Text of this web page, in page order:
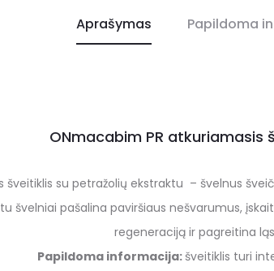
Aprašymas Papildoma
ONmacabim PR
šveitiklis su petražolių ekstraktu – švelnus
švelniai pašalina paviršiaus nešvarumus,
regeneraciją ir pagreitina
Papildoma informacija: šveitiklis turi